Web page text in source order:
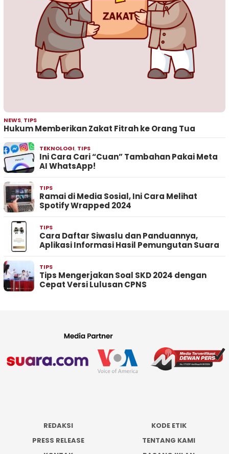
NEWS, TIPS
Hukum Memberikan Zakat Fitrah ke Orang Tua
TEKNOLOGI, TIPS
Ini Cara Cari “Cuan” Tambahan Pakai Meta
AI WhatsApp!
TIPS
Ramai di Media Sosial, Ini Cara Melihat
Spotify Wrapped 2024
TIPS
Cara Daftar Siwaslu dan Panduannya,
Aplikasi Informasi Hasil Pemungutan Suara
TIPS
Tips Mengerjakan Soal SKD 2024 dengan
Cepat Versi Lulusan CPNS
REDAKSI
KODE ETIK
PRESS RELEASE
TENTANG KAMI